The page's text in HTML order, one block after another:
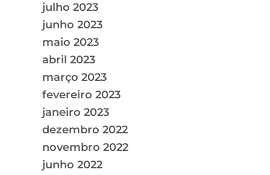
julho 2023
junho 2023
maio 2023
abril 2023
março 2023
fevereiro 2023
janeiro 2023
dezembro 2022
novembro 2022
junho 2022